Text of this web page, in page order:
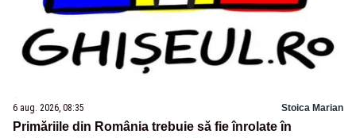
6 aug. 2026, 08:35 Stoica Marian
Primăriile din România trebuie să fie înrolate în